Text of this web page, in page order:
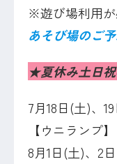
※遊び場利用が
あそび場のご
★夏休み土日
7月18日(土)、
【ウニランプ】
8月1日(土)、2